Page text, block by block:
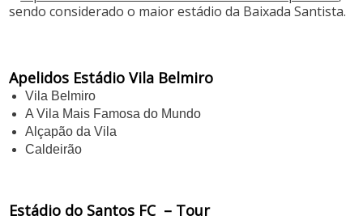
sendo considerado o maior estádio da Baixada Santista.
Apelidos Estádio Vila Belmiro
Vila Belmiro
A Vila Mais Famosa do Mundo
Alçapão da Vila
Caldeirão
Estádio do Santos FC – Tour